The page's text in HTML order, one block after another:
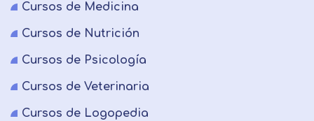
Cursos de Medicina
Cursos de Nutrición
Cursos de Psicología
Cursos de Veterinaria
Cursos de Logopedia